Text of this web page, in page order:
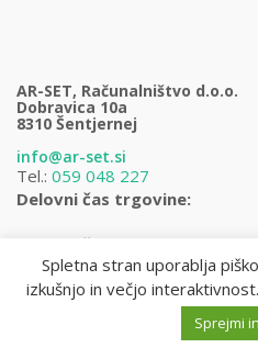
AR-SET, Računalništvo d.o.o.
Dobravica 10a
8310 Šentjernej
info@ar-set.si
Tel.: 059 048 227
Delovni čas trgovine:
Torek in četrtek: 11:00 – 17:00
Ponedeljek, sreda, petek po
dogovoru.
Sobota in prazniki: zaprto
M
I
Išči:
0
Spletna stran uporablja
izkušnjo in večjo interaktivnost.
Sprejmi